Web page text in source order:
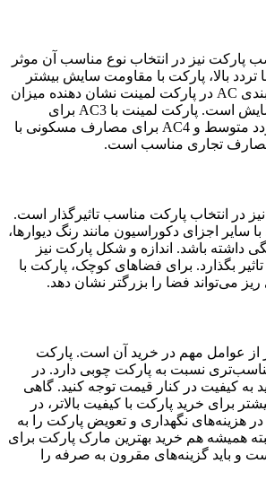
پارکت نیز در انتخاب نوع مناسب آن موثر
بالا، پارکت با مقاومت سایش بیشتر
مورد نیاز است. درجه بندی AC در پارکت لمینت نشان دهنده میزان
مقاومت آن در برابر سایش است. پارکت لمینت با AC3 برای
مصارف مسکونی با تردد متوسط و AC4 برای مصارف مسکونی با
در انتخاب پارکت مناسب تاثیرگذار است.
سایر اجزای دکوراسیون مانند رنگ دیوارها،
داشته باشد. اندازه و شکل پارکت نیز
بگذارد. برای فضاهای کوچک، پارکت با
می‌تواند فضا را بزرگتر نشان دهد.
از عوامل مهم در خرید آن است. پارکت
نسبت به پارکت چوبی دارد. در
به کیفیت در کنار قیمت توجه کنید. گاهی
برای خرید پارکت با کیفیت بالاتر، در
هزینه‌های نگهداری و تعویض پارکت را به
همیشه هم خرید بهترین مارک پارکت برای
و باید گزینه‌های مقرون به صرفه را